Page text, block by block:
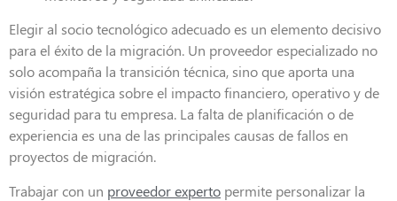
Elegir al socio tecnológico adecuado es un elemento decisivo
para el éxito de la migración. Un proveedor especializado no
solo acompaña la transición técnica, sino que aporta una
visión estratégica sobre el impacto financiero, operativo y de
seguridad para tu empresa. La falta de planificación o de
experiencia es una de las principales causas de fallos en
proyectos de migración.
Trabajar con un proveedor experto permite personalizar la